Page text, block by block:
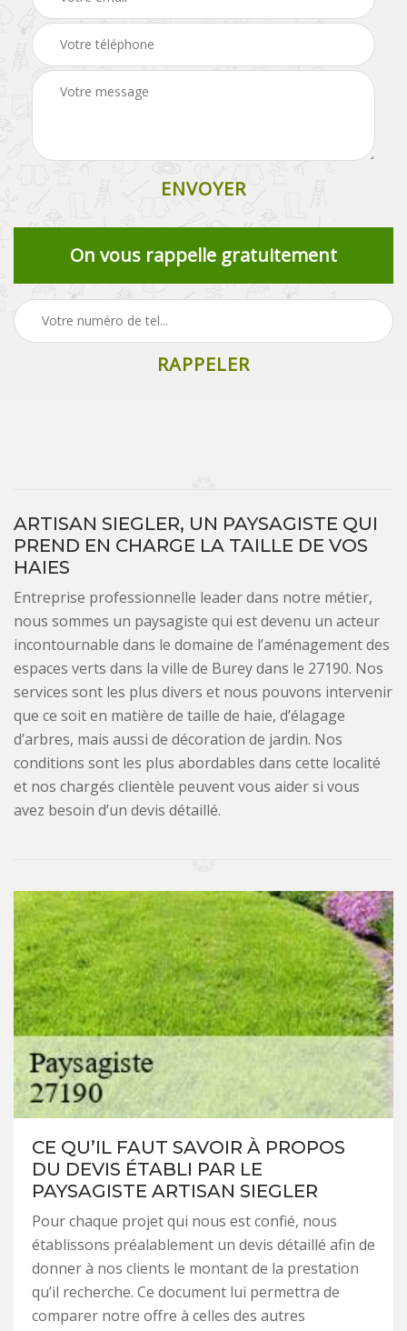
On vous rappelle gratuitement
ARTISAN SIEGLER, UN PAYSAGISTE QUI
PREND EN CHARGE LA TAILLE DE VOS
HAIES
Entreprise professionnelle leader dans notre métier,
nous sommes un paysagiste qui est devenu un acteur
incontournable dans le domaine de l’aménagement des
espaces verts dans la ville de Burey dans le 27190. Nos
services sont les plus divers et nous pouvons intervenir
que ce soit en matière de taille de haie, d’élagage
d’arbres, mais aussi de décoration de jardin. Nos
conditions sont les plus abordables dans cette localité
et nos chargés clientèle peuvent vous aider si vous
avez besoin d’un devis détaillé.
CE QU’IL FAUT SAVOIR À PROPOS
DU DEVIS ÉTABLI PAR LE
PAYSAGISTE ARTISAN SIEGLER
Pour chaque projet qui nous est confié, nous
établissons préalablement un devis détaillé afin de
donner à nos clients le montant de la prestation
qu’il recherche. Ce document lui permettra de
comparer notre offre à celles des autres